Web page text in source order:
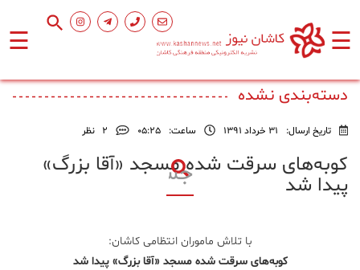
☰ ☰
اصلی
فرهنگ
دسته‌بندی نشده
تاریخ ارسال: 31 خرداد 1391 ساعت: ۰۵:۲۵ 2 نظر
کوبه‌های سرقت شده مسجد «آقا بزرگ»
پیدا شد
با تلاش ماموران انتظامی کاشان:
کوبه‌های سرقت شده مسجد «آقا بزرگ» پیدا شد